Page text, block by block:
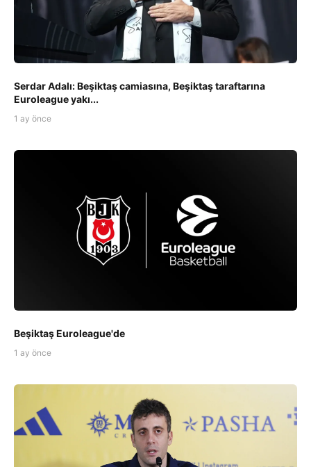
Serdar Adalı: Beşiktaş camiasına, Beşiktaş taraftarına
Euroleague yakı...
1 ay önce
Beşiktaş Euroleague'de
1 ay önce